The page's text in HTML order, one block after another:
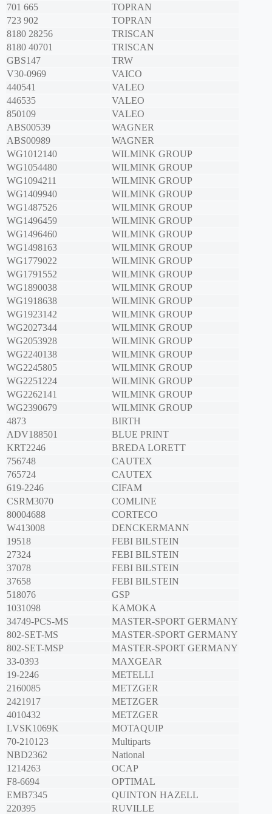
701 665
TOPRAN
723 902
TOPRAN
8180 28256
TRISCAN
8180 40701
TRISCAN
GBS147
TRW
V30-0969
VAICO
440541
VALEO
446535
VALEO
850109
VALEO
ABS00539
WAGNER
ABS00989
WAGNER
WG1012140
WILMINK GROUP
WG1054480
WILMINK GROUP
WG1094211
WILMINK GROUP
WG1409940
WILMINK GROUP
WG1487526
WILMINK GROUP
WG1496459
WILMINK GROUP
WG1496460
WILMINK GROUP
WG1498163
WILMINK GROUP
WG1779022
WILMINK GROUP
WG1791552
WILMINK GROUP
WG1890038
WILMINK GROUP
WG1918638
WILMINK GROUP
WG1923142
WILMINK GROUP
WG2027344
WILMINK GROUP
WG2053928
WILMINK GROUP
WG2240138
WILMINK GROUP
WG2245805
WILMINK GROUP
WG2251224
WILMINK GROUP
WG2262141
WILMINK GROUP
WG2390679
WILMINK GROUP
4873
BIRTH
ADV188501
BLUE PRINT
KRT2246
BREDA LORETT
756748
CAUTEX
765724
CAUTEX
619-2246
CIFAM
CSRM3070
COMLINE
80004688
CORTECO
W413008
DENCKERMANN
19518
FEBI BILSTEIN
27324
FEBI BILSTEIN
37078
FEBI BILSTEIN
37658
FEBI BILSTEIN
518076
GSP
1031098
KAMOKA
34749-PCS-MS
MASTER-SPORT GERMANY
802-SET-MS
MASTER-SPORT GERMANY
802-SET-MSP
MASTER-SPORT GERMANY
33-0393
MAXGEAR
19-2246
METELLI
2160085
METZGER
2421917
METZGER
4010432
METZGER
LVSK1069K
MOTAQUIP
70-210123
Multiparts
NBD2362
National
1214263
OCAP
F8-6694
OPTIMAL
EMB7345
QUINTON HAZELL
220395
RUVILLE